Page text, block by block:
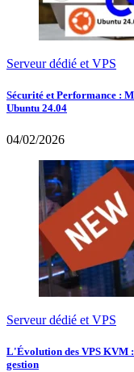
Serveur dédié et VPS
Sécurité et Performance :
Ubuntu 24.04
04/02/2026
Serveur dédié et VPS
L'Évolution des VPS KVM
gestion